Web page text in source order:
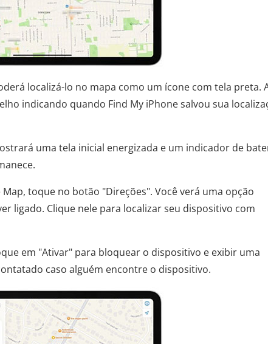
localizá-lo no mapa como um ícone com tela preta.
indicando quando Find My iPhone salvou sua
uma tela inicial energizada e um indicador de
toque no botão "Direções". Você verá uma opção
ligado. Clique nele para localizar seu dispositivo com
em "Ativar" para bloquear o dispositivo e exibir uma
caso alguém encontre o dispositivo.